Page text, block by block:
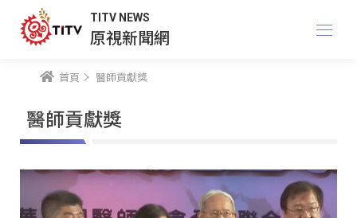
TITV NEWS
原視新聞網
首頁 醫師貢獻獎
醫師貢獻獎